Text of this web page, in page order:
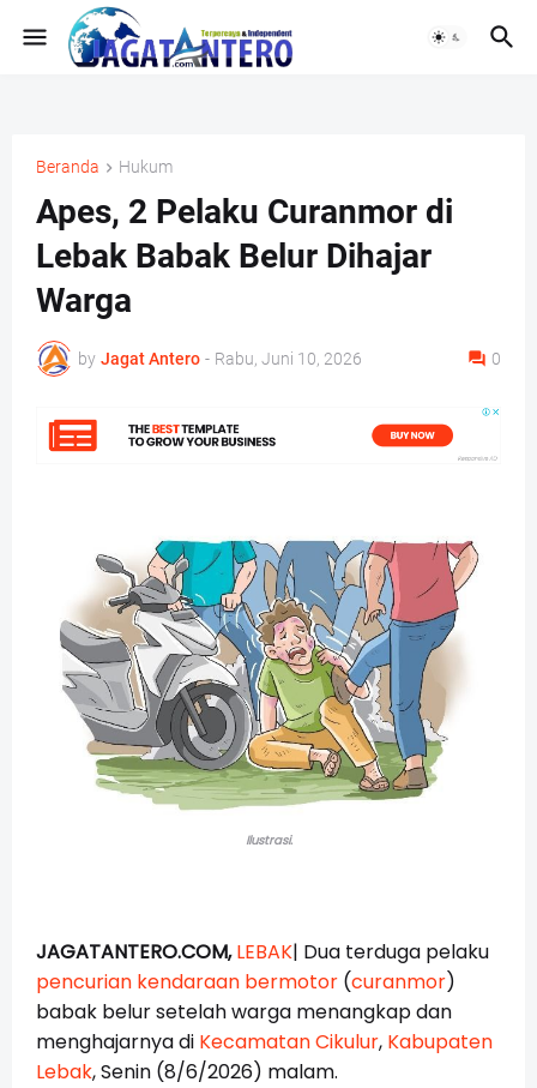
Beranda Hukum
Apes, 2 Pelaku Curanmor di
Lebak Babak Belur Dihajar
Warga
by Jagat Antero - Rabu, Juni 10, 2026 0
Ilustrasi.
JAGATANTERO.COM, LEBAK|
pencurian kendaraan bermotor (curanmor)
babak belur setelah warga menangkap dan
menghajarnya di Kecamatan Cikulur, Kabupaten
Lebak, Senin (8/6/2026) malam.